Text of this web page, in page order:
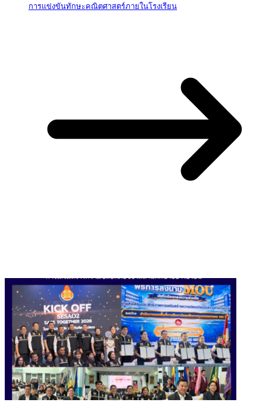
การแข่งขันทักษะคณิตศาสตร์ภายในโรงเรียน